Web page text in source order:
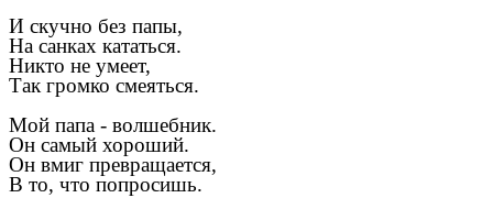
И скучно без папы,
На санках кататься.
Никто не умеет,
Так громко смеяться.
Мой папа - волшебник.
Он самый хороший.
Он вмиг превращается,
В то, что попросишь.